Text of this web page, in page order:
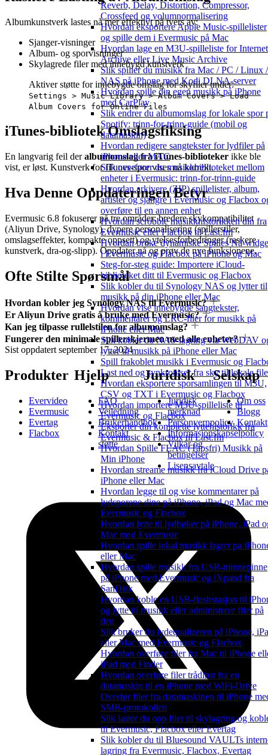
Reverb, Delay, Distortion, Compressor,
Crossfeed og volumnormalisering
Hvordan eksportere Apple Music-spillelister
og spille dem i Evermusic på Mac
Hvordan lage en M3U-spilleliste for Internet
Archive eller Live Music Archive
Slik spiller du musikk fra Mac / PC / Linux /
NAS på iPhone med Kodi DLNA-server
Hvordan spille din egen musikk på iPhone
med CarPlay
Slik endrer du albumomslag for lokale spor
Spotify: trinn-for-trinn-guide (mobil og
datamaskin)
Hvordan redigere sangtekster for lydfiler på
iPhone eller MAC
Slik overfører du musikkbiblioteket mellom
enheter i Evermusic: trinn-for-trinn-guide
Hvordan arkivere (ZIP) spillelister, album,
artister og sjangre i Evermusic og Flacbox
overføre til en annen enhet
Hvordan scrobble musikkhistorikken din fra
Evermusic eller Flacbox til Last.fm
Hvordan bruke dynamiske Spilles Nå-
i Evermusic og Flacbox på iPhone og Mac
Steg-for-steg guide: Importere iCloud-
biblioteket ditt til Evermusic og Flacbox
Slik kobler du til Synology NAS og lytter til
musikk på din iPhone eller Mac
Hvordan vise innebygde sangtekster,
kommentarer og LRC-filer for musikk på
iPhone eller Mac
Slik kobler du NAS-lagring via WebDAV
lytter til musikk på iPhone eller Mac
Spill frakoblet musikk i Evermusic og
Last ned og synkroniser fra sky til lokale
Hvordan eksportere sporsamlingen til M3U,
CSV og TXT i Evermusic og Flacbox
Hvordan importere M3U-spilleliste til
Evermusic og Flacbox
Eksporter din komplette lyttehistorikk fra
Evermusic & Flacbox til Last.fm
Hvordan Spille FLAC (Tapsfri) Musikk på
Min iPhone
Hvordan streame musikk fra iCloud Drive
iPhone eller Mac
Hvordan legge til og vise kommentarer på
lydsporene dine på iPhone, iPad og Mac
Evermusic og Flacbox
Hvordan lytte til lydbøker på iPhone, iPad
Mac med Evermusic
Hvordan spille lokal musikk lagret pa
eller Mac
Hvordan spille musikk fra USB-minnepinne
på iPhone med Evermusic og iXpand fra
SanDisk
Hvordan koble en USB-flashstasjon til
og lytte til musikk eller administrere filer på
den
Slik bruker du lydequalizeren på iPhone,
eller Mac med Evermusic og Flacbox
Hvordan overføre filer fra Mac til iPhone
iPad med Finder
Hvordan overføre filer trådløst fra en
datamaskin til en iPhone med WiFi-Drive
Overfør filer fra datamaskinen til iPhone
SMB-protokollen
Slik laster du opp filer til skylagring og
til Evermusic, Flacbox eller Evertag
Slik kobler du til Bluesound VAULTs
lagring fra Evermusic, Flacbox, Evertag
Albumkunstverk lastes nå mer effektivt på tvers av:
Sjanger-visninger
Album- og sporvisninger
Skylagrede filer med innebygd kunstverk
Aktiver støtte for innebygde omslag for skyfiler under:
Settings > Music Library > Album Covers > Load
Album Covers for Online Files
iTunes-bibliotek Omslagsfiksing
En langvarig feil deralbumomslag fra iTunes-biblioteker ikke ble
vist, er løst. Kunstverk for iTunes-spor vises nå korrekt.
Hva Denne Oppdateringen Betyr
Evermusic 6.8 fokuserer på tre områder: bredere skykompatibilitet
(Aliyun Drive, Synology), dypere personalisering (spillerstiler,
omslagseffekter, kompakte oppsett) og ytelsesforbedringer (raskere
kunstverk, dra-og-slipp). Oppdater nå og prøv de nye funksjonene.
Ofte Stilte Spørsmål
Hvordan kobler jeg Synology NAS til Evermusic?
Er Aliyun Drive gratis å bruke med Evermusic?
Kan jeg tilpasse rullelstilen for albumomslag?
Fungerer den minimale spillerskjermen med alle enheter?
Sist oppdatert september 17, 2024
Produkter
Evervideo
Evermusic
Evertag
Flacbox
Hjelp
FAQ
Veiledning
Brukerhåndbok
Kontakt
støtte
Juridisk
Juridisk
merknad
Personvernpolicy
Informasjonskapselpolicy
Vilkår og
betingelser
Lisensavtale
Selskap
Om oss
Blogg
Kontakt